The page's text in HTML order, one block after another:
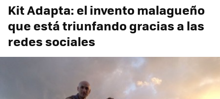
Kit Adapta: el invento malagueño
que está triunfando gracias a las
redes sociales